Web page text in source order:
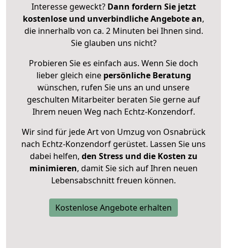
Interesse geweckt? Dann fordern Sie jetzt
kostenlose und unverbindliche Angebote an,
die innerhalb von ca. 2 Minuten bei Ihnen sind.
Sie glauben uns nicht?
Probieren Sie es einfach aus. Wenn Sie doch
lieber gleich eine persönliche Beratung
wünschen, rufen Sie uns an und unsere
geschulten Mitarbeiter beraten Sie gerne auf
Ihrem neuen Weg nach Echtz-Konzendorf.
Wir sind für jede Art von Umzug von Osnabrück
nach Echtz-Konzendorf gerüstet. Lassen Sie uns
dabei helfen, den Stress und die Kosten zu
minimieren, damit Sie sich auf Ihren neuen
Lebensabschnitt freuen können.
Kostenlose Angebote erhalten